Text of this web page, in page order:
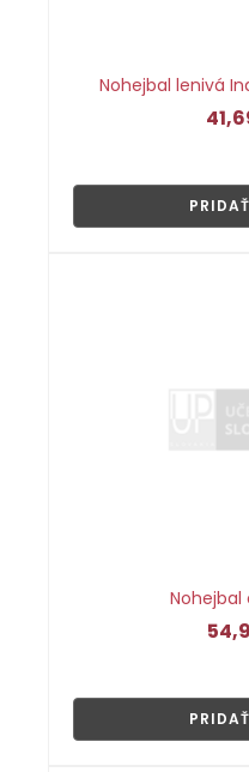
Nohejbal lenivá
Nohejbal